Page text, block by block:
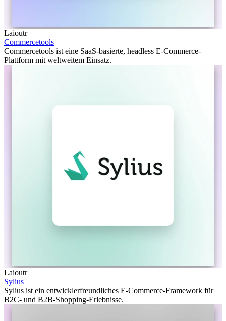
Laioutr
Commercetools
Commercetools ist eine SaaS-basierte, headless E-Commerce-
Plattform mit weltweitem Einsatz.
Laioutr
Sylius
Sylius ist ein entwicklerfreundliches E-Commerce-Framework für
B2C- und B2B-Shopping-Erlebnisse.